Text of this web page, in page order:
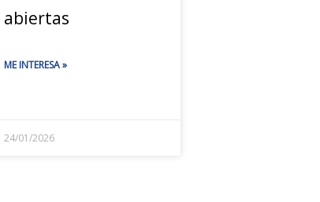
abiertas
ME INTERESA »
24/01/2026